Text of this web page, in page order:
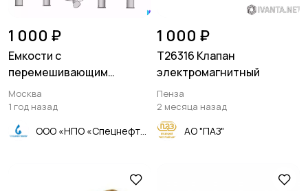
1 000 ₽
Емкости с
перемешивающим
устройством
Москва
1 год назад
1 000 ₽
Т26316 Клапан
электромагнитный
Пенза
2 месяца назад
АО "ПАЗ"